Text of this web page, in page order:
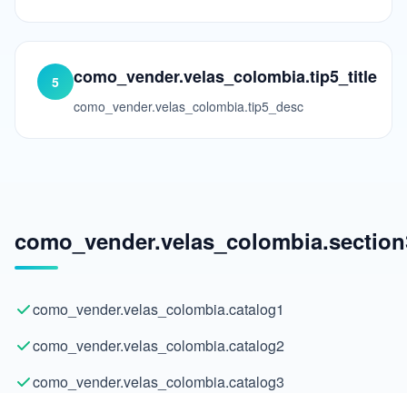
5 como_vender.velas_colombia.tip5_title
como_vender.velas_colombia.tip5_desc
como_vender.velas_colombia.catalog1
como_vender.velas_colombia.catalog2
como_vender.velas_colombia.catalog3